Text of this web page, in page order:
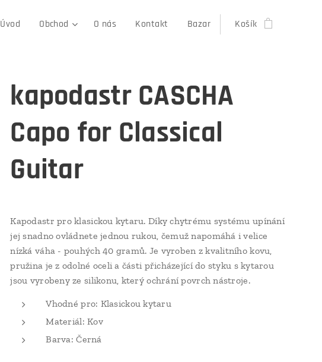
Úvod Obchod O nás Kontakt Bazar Košík
kapodastr CASCHA
Capo for Classical
Guitar
Kapodastr pro klasickou kytaru. Díky chytrému systému upínání
jej snadno ovládnete jednou rukou, čemuž napomáhá i velice
nízká váha - pouhých 40 gramů. Je vyroben z kvalitního kovu,
pružina je z odolné oceli a části přicházející do styku s kytarou
jsou vyrobeny ze silikonu, který ochrání povrch nástroje.
Vhodné pro: Klasickou kytaru
Materiál: Kov
Barva: Černá